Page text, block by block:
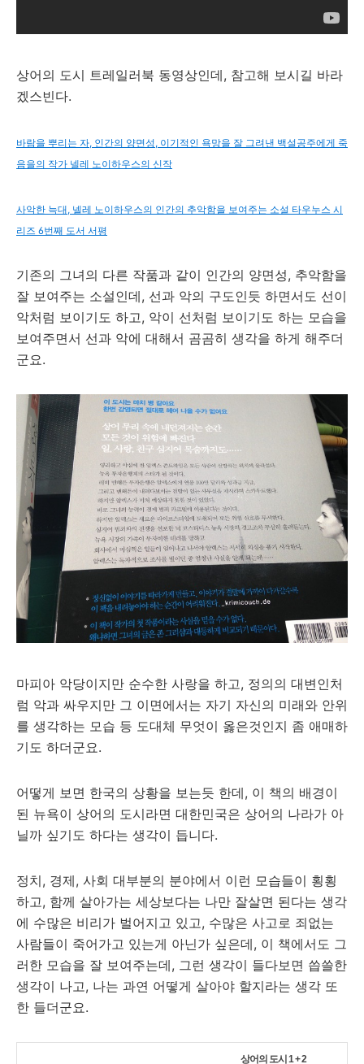
상어의 도시 트레일러북 동영상인데, 참고해 보시길 바라
겠스빈다.
바람을 뿌리는 자, 인간의 양면성, 이기적인 욕망을 잘 그려낸 백설공주에게 죽
음을의 작가 넬레 노이하우스의 신작
사악한 늑대, 넬레 노이하우스의 인간의 추악함을 보여주는 소설 타우누스 시
리즈 6번째 도서 서평
기존의 그녀의 다른 작품과 같이 인간의 양면성, 추악함을
잘 보여주는 소설인데, 선과 악의 구도인듯 하면서도 선이
악처럼 보이기도 하고, 악이 선처럼 보이기도 하는 모습을
보여주면서 선과 악에 대해서 곰곰히 생각을 하게 해주더
군요.
마피아 악당이지만 순수한 사랑을 하고, 정의의 대변인처
럼 악과 싸우지만 그 이면에서는 자기 자신의 미래와 안위
를 생각하는 모습 등 도대체 무엇이 옳은것인지 좀 애매하
기도 하더군요.
어떻게 보면 한국의 상황을 보는듯 한데, 이 책의 배경이
된 뉴욕이 상어의 도시라면 대한민국은 상어의 나라가 아
닐까 싶기도 하다는 생각이 듭니다.
정치, 경제, 사회 대부분의 분야에서 이런 모습들이 횡횡
하고, 함께 살아가는 세상보다는 나만 잘살면 된다는 생각
에 수많은 비리가 벌어지고 있고, 수많은 사고로 죄없는
사람들이 죽어가고 있는게 아닌가 싶은데, 이 책에서도 그
러한 모습을 잘 보여주는데, 그런 생각이 들다보면 씁쓸한
생각이 나고, 나는 과연 어떻게 살아야 할지라는 생각 또
한 들더군요.
상어의 도시 1 + 2